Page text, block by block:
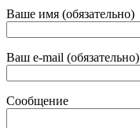
Ваше имя (обязательно)
Ваш e-mail (обязательно)
Сообщение